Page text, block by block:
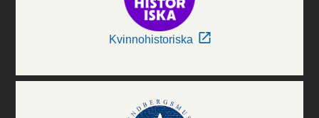
Kvinnohistoriska